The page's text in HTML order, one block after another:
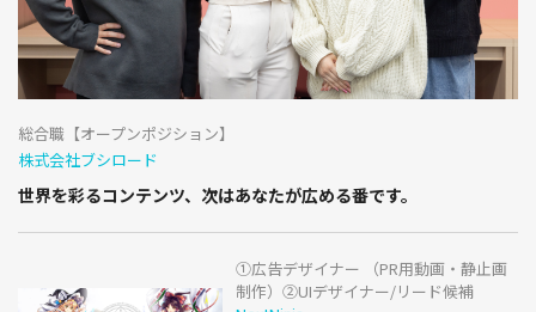
総合職【オープンポジション】
株式会社ブシロード
世界を彩るコンテンツ、次はあなたが広める番です。
①広告デザイナー （PR用動画・静止画
制作）②UIデザイナー/リード候補